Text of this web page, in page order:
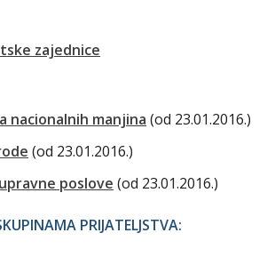
zajednice
nacionalnih manjina (od 23.01.2016.)
(od 23.01.2016.)
poslove (od 23.01.2016.)
PRIJATELJSTVA: